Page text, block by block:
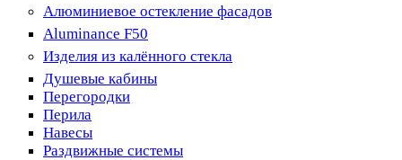
Алюминиевое остекление фасадов
Aluminance F50
Изделия из калённого стекла
Душевые кабины
Перегородки
Перила
Навесы
Раздвижные системы